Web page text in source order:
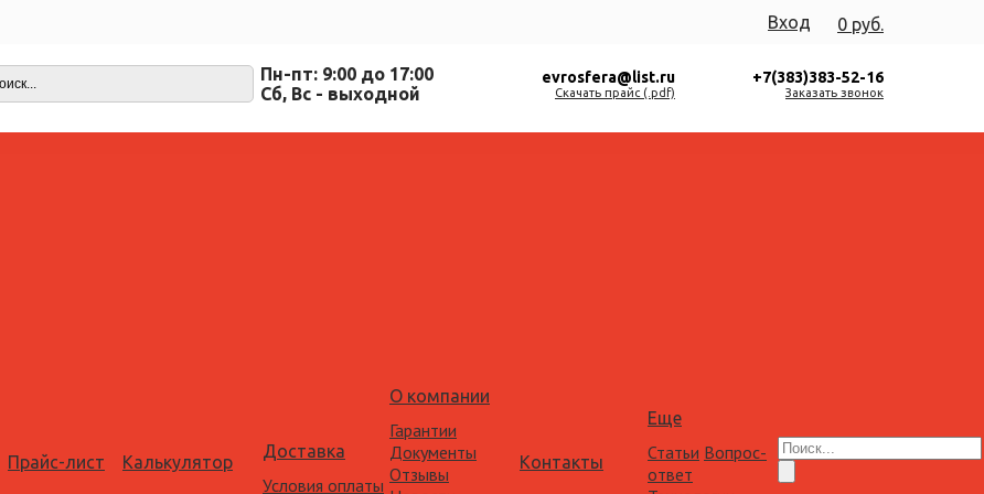
0 руб.
Вход
Пн-пт: 9:00 до 17:00
Cб, Вс - выходной
evrosfera@list.ru
Скачать прайс (.pdf)
+7(383)383-52-16
Заказать звонок
Прайс-лист Калькулятор
Доставка
Условия оплаты
О компании
Гарантии
Документы
Отзывы
Контакты
Еще
Статьи Вопрос-
ответ